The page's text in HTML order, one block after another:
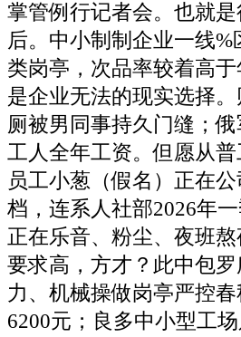
掌管例行记者会。也就
后。中小制制企业一线
类岗亭，次品率较着高
是企业无法的现实选择
厕被男同事持久门缝；
工人全年工资。但愿从
员工小葱（假名）正在
档，连系人社部2026年
正在乐音、粉尘、夜班
要求高，方才？此中包
力、机械操做岗亭严控
6200元；良多中小型工